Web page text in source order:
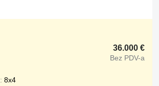
36.000 €
Bez PDV-a
8x4